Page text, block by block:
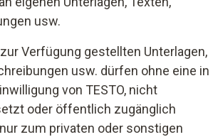
usw.
zur Verfügung gestellten Unterlagen,
usw. dürfen ohne eine in
von TESTO, nicht
oder öffentlich zugänglich
zum privaten oder sonstigen